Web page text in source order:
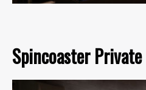
Spincoaster